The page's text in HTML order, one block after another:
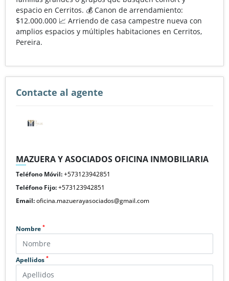
espacio en Cerritos. 💰 Canon de arrendamiento:
$12.000.000 📈 Arriendo de casa campestre nueva con
amplios espacios y múltiples habitaciones en Cerritos,
Pereira.
Contacte al agente
MAZUERA Y ASOCIADOS OFICINA INMOBILIARIA
Teléfono Móvil:+573123942851
Teléfono Fijo:+573123942851
Email:oficina.mazuerayasociados@gmail.com
Nombre *
Apellidos *